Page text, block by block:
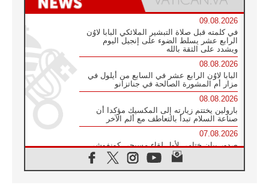
09.08.2026
في كلمته قبل صلاة التبشير الملائكي البابا لاوُن
الرابع عشر يسلط الضوء على إنجيل اليوم
ويشدد على الثقة بالله
08.08.2026
البابا لاوُن الرابع عشر في السابع من أيلول في
مزار أم المشورة الصالحة في جناتزانو
08.08.2026
بارولين يختتم زيارته إلى المكسيك مؤكدا أن
صناعة السلام تبدأ بالتعاطف مع ألم الآخر
07.08.2026
صدور بيان ختامي لأول لقاء مسيحي كونفوشي
بمشاركة الدائرة الفاتيكانية للحوار بين الأديان
07.08.2026